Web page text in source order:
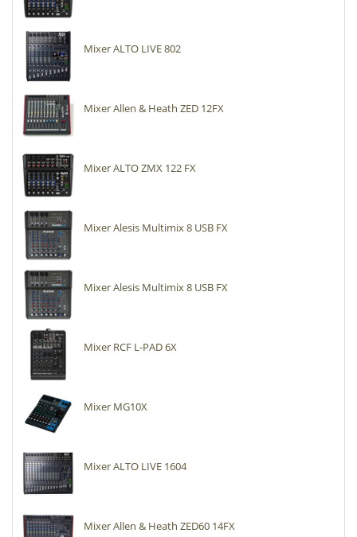
Mixer ALTO LIVE 802
Mixer Allen & Heath ZED 12FX
Mixer ALTO ZMX 122 FX
Mixer Alesis Multimix 8 USB FX
Mixer Alesis Multimix 8 USB FX
Mixer RCF L-PAD 6X
Mixer MG10X
Mixer ALTO LIVE 1604
Mixer Allen & Heath ZED60 14FX